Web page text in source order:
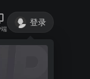
端
登录